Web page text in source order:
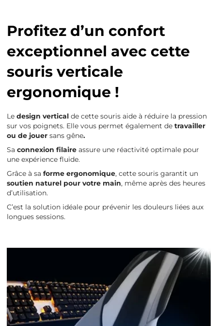
Profitez d’un confort
exceptionnel avec cette
souris verticale
ergonomique !
Le design verticalde cette souris aide à réduire la pression
sur vos poignets. Elle vous permet également de travailler
ou de jouer sans gêne.
Sa connexion filaireassure une réactivité optimale pour
une expérience fluide.
Grâce à sa forme ergonomique, cette souris garantit un
soutien naturel pour votre main, même après des heures
d’utilisation.
C’est la solution idéale pour prévenir les douleurs liées aux
longues sessions.